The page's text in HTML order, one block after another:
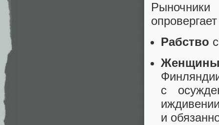
Рабство
с
и